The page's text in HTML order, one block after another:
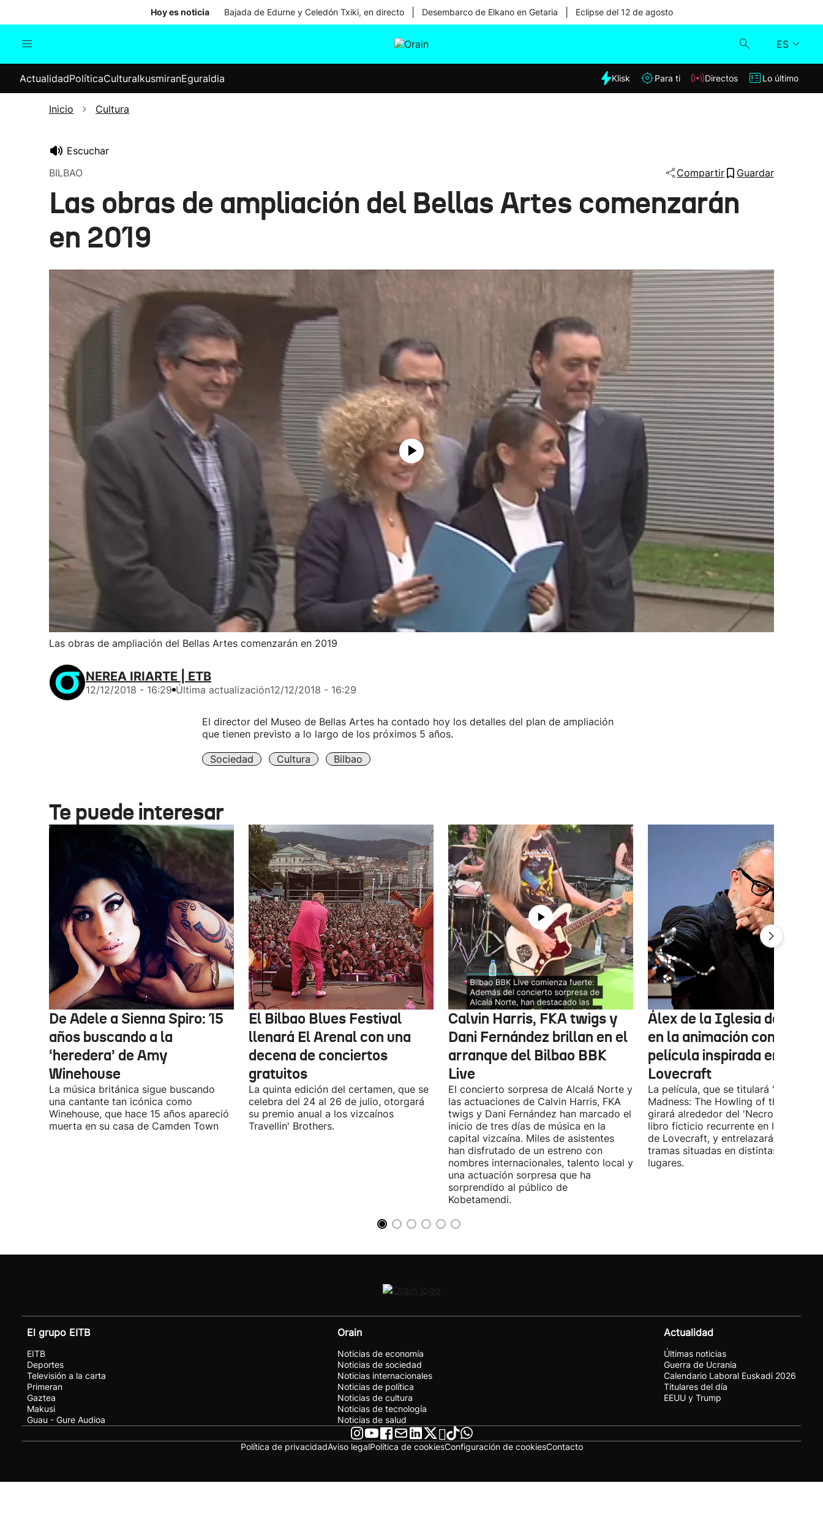
Hoy es noticia Bajada de Edurne y Celedón Txiki, en directo Desembarco de Elkano en Getaria Eclipse del 12 de agosto
ES
Internacional
Elecciones
Klisk
ActualidadPolíticaCulturaIkusmiranEguraldia Klisk Para ti Directos Lo último
Inicio Cultura
Escuchar
BILBAO
Compartir Guardar
Las obras de ampliación del Bellas Artes comenzarán
en 2019
Las obras de ampliación del Bellas Artes comenzarán en 2019
NEREA IRIARTE | ETB
12/12/2018 - 16:29 Última actualización12/12/2018 - 16:29
El director del Museo de Bellas Artes ha contado hoy los detalles del plan de ampliación
que tienen previsto a lo largo de los próximos 5 años.
Sociedad Cultura Bilbao
Te puede interesar
De Adele a Sienna Spiro: 15
años buscando a la
‘heredera’ de Amy
Winehouse
La música británica sigue buscando
una cantante tan icónica como
Winehouse, que hace 15 años apareció
muerta en su casa de Camden Town
El Bilbao Blues Festival
llenará El Arenal con una
decena de conciertos
gratuitos
La quinta edición del certamen, que se
celebra del 24 al 26 de julio, otorgará
su premio anual a los vizcaínos
Travellin' Brothers.
Calvin Harris, FKA twigs y
Dani Fernández brillan en el
arranque del Bilbao BBK
Live
El concierto sorpresa de Alcalá Norte y
las actuaciones de Calvin Harris, FKA
twigs y Dani Fernández han marcado el
inicio de tres días de música en la
capital vizcaína. Miles de asistentes
han disfrutado de un estreno con
nombres internacionales, talento local y
una actuación sorpresa que ha
sorprendido al público de
Kobetamendi.
Álex de la Iglesia debutará
en la animación con una
película inspirada en
Lovecraft
La película, que se titulará 'Ages of
Madness: The Howling of the Jinn',
girará alrededor del 'Necronomicón',
libro ficticio recurrente en los relatos
de Lovecraft, y entrelazará varias
tramas situadas en distintas épocas y
lugares.
El grupo EITB
EITB
Deportes
Televisión a la carta
Primeran
Gaztea
Makusi
Guau - Gure Audioa
Orain
Noticias de economía
Noticias de sociedad
Noticias internacionales
Noticias de política
Noticias de cultura
Noticias de tecnología
Noticias de salud
Actualidad
Últimas noticias
Guerra de Ucrania
Calendario Laboral Euskadi 2026
Titulares del día
EEUU y Trump
Política de privacidadAviso legalPolítica de cookiesConfiguración de cookiesContacto